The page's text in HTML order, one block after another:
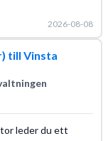
2026-08-08
till Vinsta
leder du ett